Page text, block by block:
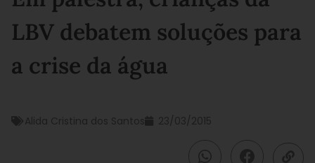
LBV debatem soluções para
a crise da água
Alida Cristina dos Santos 23/03/2015